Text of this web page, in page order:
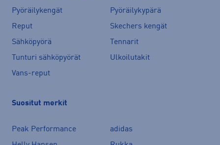
Pyöräilykengät
Pyöräilykypärä
Reput
Skechers kengät
Sähköpyörä
Tennarit
Tunturi sähköpyörät
Ulkoilutakit
Vans-reput
Suositut merkit
Peak Performance
adidas